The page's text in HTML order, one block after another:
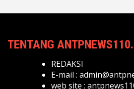
TENTANG
REDAKSI
E-mail :
web site :